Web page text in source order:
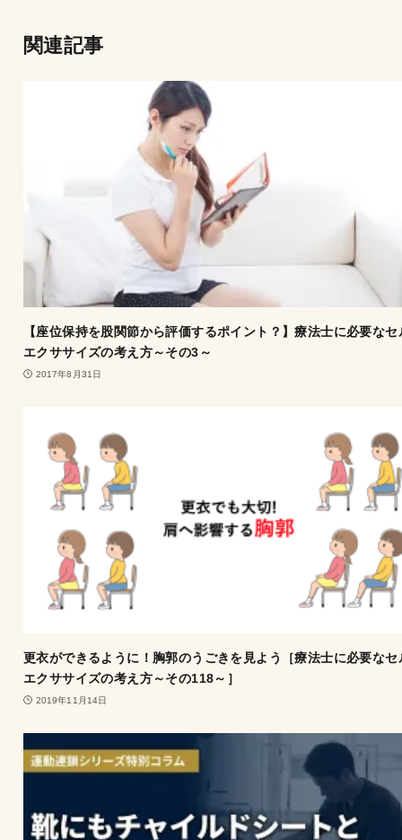
関連記事
【座位保持を股関節から評価するポイント？】療法士に必要なセ
エクササイズの考え方～その3～
2017年8月31日
更衣ができるように！胸郭のうごきを見よう［療法士に必要なセ
エクササイズの考え方～その118～］
2019年11月14日